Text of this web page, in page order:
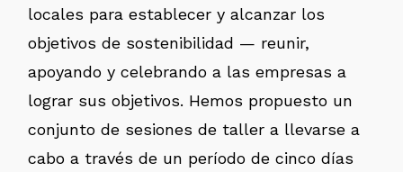
locales para establecer y alcanzar los
objetivos de sostenibilidad — reunir,
apoyando y celebrando a las empresas a
lograr sus objetivos. Hemos propuesto un
conjunto de sesiones de taller a llevarse a
cabo a través de un período de cinco días